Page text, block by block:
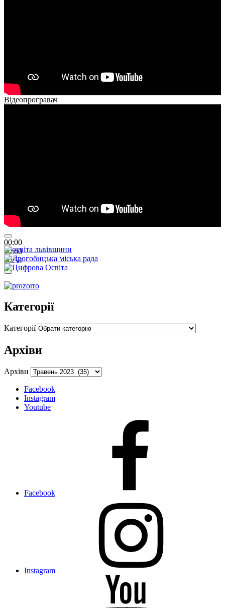
Відеопрогравач
00:00
00:00
00:54
Категорії
Категорії
Архіви
Архіви
Facebook
Instagram
Youtube
Facebook
Instagram